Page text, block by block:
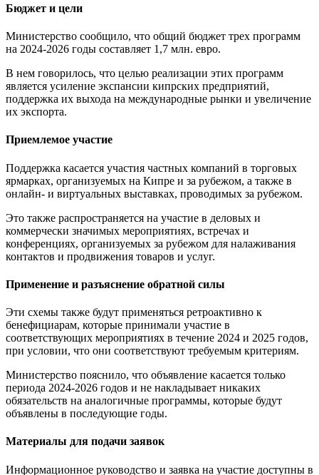
Бюджет и цели
Министерство сообщило, что общий бюджет трех программ
на 2024-2026 годы составляет 1,7 млн. евро.
В нем говорилось, что целью реализации этих программ
является усиление экспансии кипрских предприятий,
поддержка их выхода на международные рынки и увеличение
их экспорта.
Приемлемое участие
Поддержка касается участия частных компаний в торговых
ярмарках, организуемых на Кипре и за рубежом, а также в
онлайн- и виртуальных выставках, проводимых за рубежом.
Это также распространяется на участие в деловых и
коммерчески значимых мероприятиях, встречах и
конференциях, организуемых за рубежом для налаживания
контактов и продвижения товаров и услуг.
Применение и разъяснение обратной силы
Эти схемы также будут применяться ретроактивно к
бенефициарам, которые принимали участие в
соответствующих мероприятиях в течение 2024 и 2025 годов,
при условии, что они соответствуют требуемым критериям.
Министерство пояснило, что объявление касается только
периода 2024-2026 годов и не накладывает никаких
обязательств на аналогичные программы, которые будут
объявлены в последующие годы.
Материалы для подачи заявок
Информационное руководство и заявка на участие доступны в